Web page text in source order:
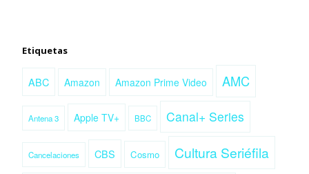
Etiquetas
ABC Amazon Amazon Prime Video AMC
Antena 3 Apple TV+ BBC Canal+ Series
Cancelaciones CBS Cosmo Cultura Seriéfila